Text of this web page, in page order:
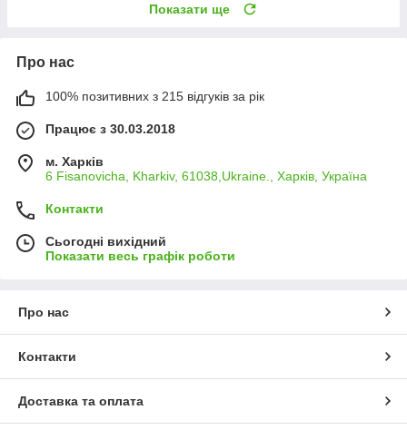
Показати ще
Про нас
100% позитивних з 215 відгуків за рік
Працює з 30.03.2018
м. Харків
6 Fisanovicha, Kharkiv, 61038,Ukraine., Харків, Україна
Контакти
Сьогодні вихідний
Показати весь графік роботи
Про нас
Контакти
Доставка та оплата